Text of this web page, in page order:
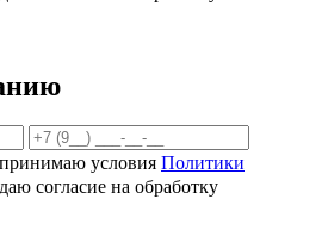
условия Политики
согласие на обработку